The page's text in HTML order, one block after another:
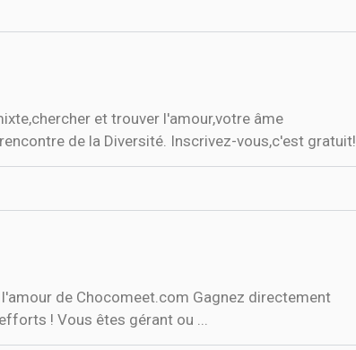
et trouver l'amour,votre âme
de la Diversité. Inscrivez-vous,c'est gratuit!
de Chocomeet.com Gagnez directement
! Vous êtes gérant ou ...